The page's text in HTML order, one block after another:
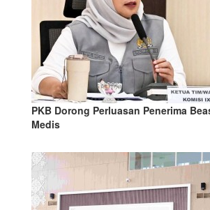
PKB Dorong Perluasan Penerima
Medis